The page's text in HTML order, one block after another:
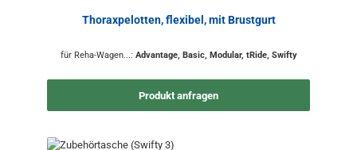
Thoraxpelotten, flexibel, mit Brustgurt
für Reha-Wagen...: Advantage, Basic, Modular, tRide, Swifty
Produkt anfragen